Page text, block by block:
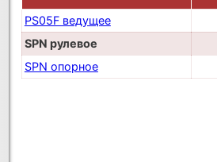
PS05F ведущее
SPN рулевое
SPN опорное